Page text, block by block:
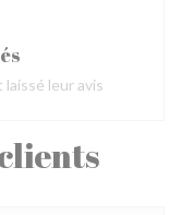
leur avis